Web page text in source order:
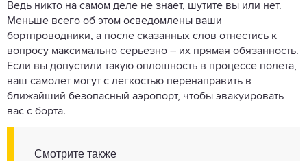
Ведь никто на самом деле не знает, шутите вы или нет.
Меньше всего об этом осведомлены ваши
бортпроводники, а после сказанных слов отнестись к
вопросу максимально серьезно – их прямая обязанность.
Если вы допустили такую оплошность в процессе полета,
ваш самолет могут с легкостью перенаправить в
ближайший безопасный аэропорт, чтобы эвакуировать
вас с борта.
Смотрите также